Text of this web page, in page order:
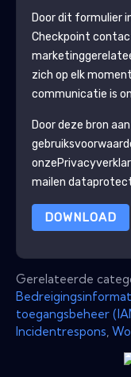
Door dit formulier
Checkpoint
zich op elk
communicatie is
Door deze bron
onze
mailen
DOWNLOAD
Gerelateerde
toegangsbeheer
Incidentrespons